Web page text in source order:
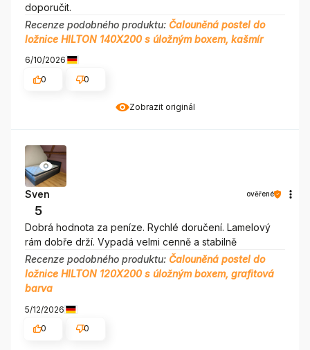
Zobrazit originál
doporučit.
Recenze podobného produktu: Čalouněná postel do
ložnice HILTON 140X200 s úložným boxem, kašmír
6/10/2026
0
0
Sven ověřené
5
Dobrá hodnota za peníze. Rychlé doručení. Lamelový
rám dobře drží. Vypadá velmi cenně a stabilně
Recenze podobného produktu: Čalouněná postel do
ložnice HILTON 120X200 s úložným boxem, grafitová
barva
5/12/2026
0
0